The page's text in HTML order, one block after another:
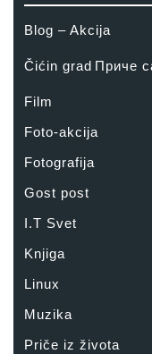
Blog – Akcija
Čićin grad Приче
Film
Foto-akcija
Fotografija
Gost post
I.T Svet
Knjiga
Linux
Muzika
Priče iz života